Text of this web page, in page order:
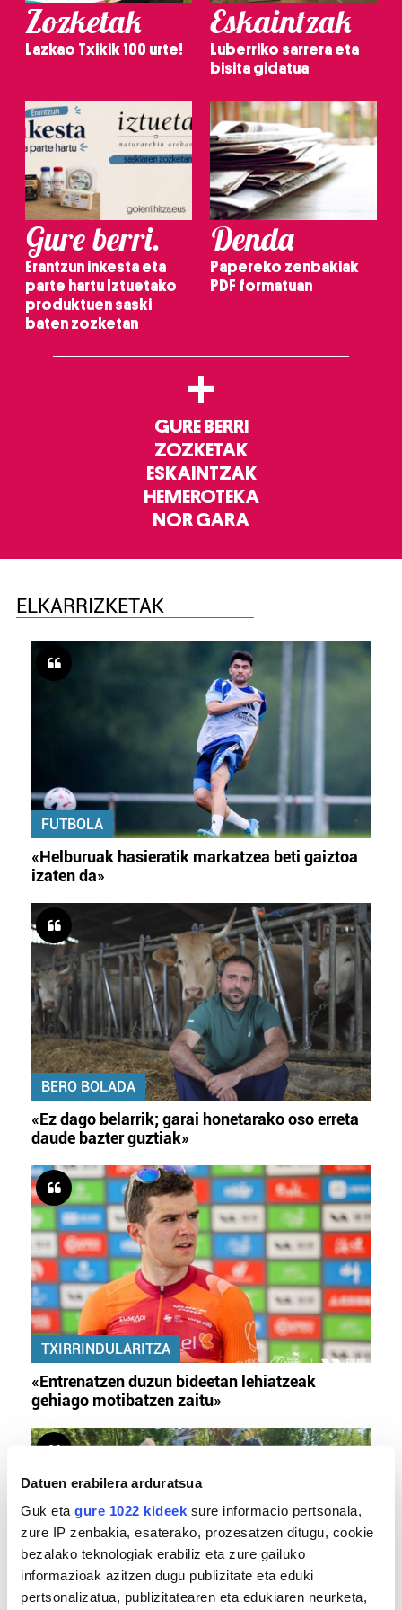
Datuen erabilera arduratsua
Guk eta gure 1022 kideek sure informacio pertsonala,
zure IP zenbakia, esaterako, prozesatzen ditugu, cookie
bezalako teknologiak erabiliz eta zure gailuko
informazioak azitzen dugu publizitate eta eduki
pertsonalizatua, publizitatearen eta edukiaren neurketa,
Zozketak
Lazkao Txikik 100 urte!
Eskaintzak
Luberriko sarrera eta
bisita gidatua
Gure berri.
Erantzun inkesta eta
parte hartu Iztuetako
produktuen saski
baten zozketan
Denda
Papereko zenbakiak
PDF formatuan
+
GURE BERRI
ZOZKETAK
ESKAINTZAK
HEMEROTEKA
NOR GARA
ELKARRIZKETAK
FUTBOLA
«Helburuak hasieratik markatzea beti gaiztoa
izaten da»
BERO BOLADA
«Ez dago belarrik; garai honetarako oso erreta
daude bazter guztiak»
TXIRRINDULARITZA
«Entrenatzen duzun bideetan lehiatzeak
gehiago motibatzen zaitu»